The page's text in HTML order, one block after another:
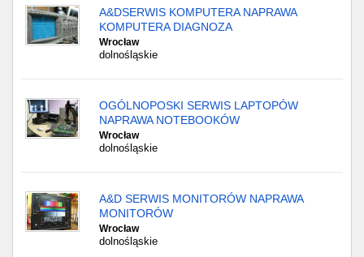
A&DSERWIS KOMPUTERA NAPRAWA
KOMPUTERA DIAGNOZA
Wrocław
dolnośląskie
OGÓLNOPOSKI SERWIS LAPTOPÓW
NAPRAWA NOTEBOOKÓW
Wrocław
dolnośląskie
A&D SERWIS MONITORÓW NAPRAWA
MONITORÓW
Wrocław
dolnośląskie